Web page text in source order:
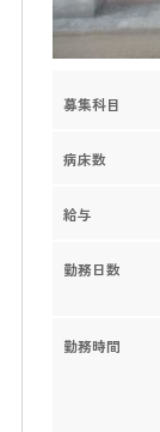
募集科目
病床数
給与
勤務日数
勤務時間